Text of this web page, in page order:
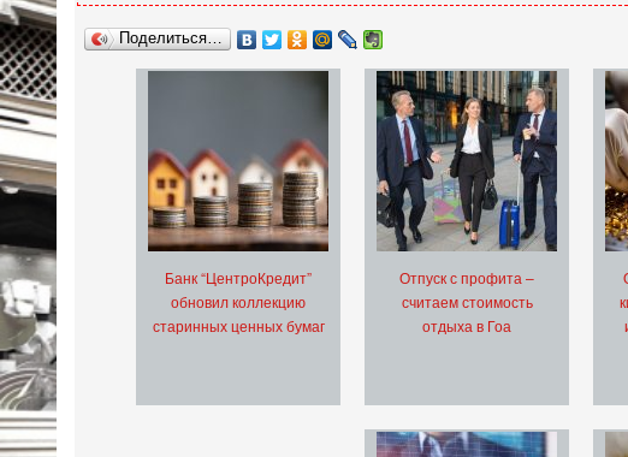
Поделиться…
Банк “ЦентроКредит”
обновил коллекцию
старинных ценных бумаг
Отпуск с профита –
считаем стоимость
отдыха в Гоа